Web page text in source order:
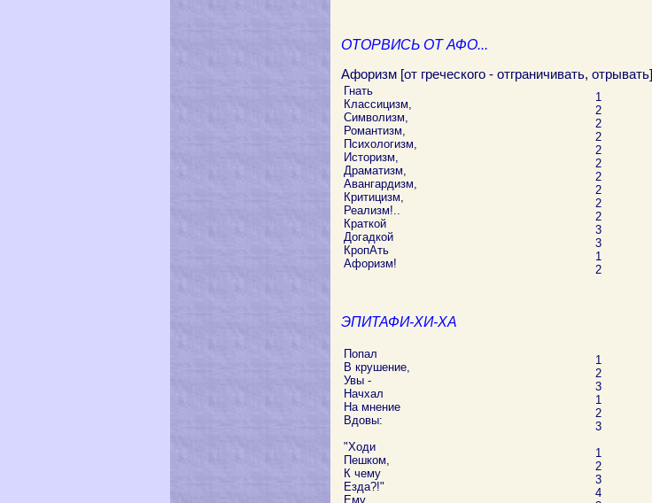
ОТОРВИСЬ ОТ АФО...
Афоризм [от греческого - отграничивать, отрывать]
Гнать
Классицизм,
Символизм,
Романтизм,
Психологизм,
Историзм,
Драматизм,
Авангардизм,
Критицизм,
Реализм!..
Краткой
Догадкой
КропАть
Афоризм!
1
2
2
2
2
2
2
2
2
2
3
3
1
2
ЭПИТАФИ-ХИ-ХА
Попал
В крушение,
Увы -
Начхал
На мнение
Вдовы:
"Ходи
Пешком,
К чему
Езда?!"
Ему
1
2
3
1
2
3
1
2
3
4